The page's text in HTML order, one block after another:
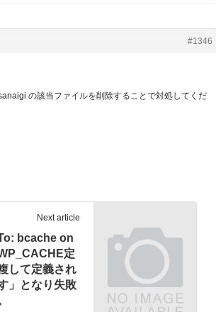
#1346
の該当ファイルを削除することで対処してくだ
Next article
bcache on
定
して定義され
」となり失敗